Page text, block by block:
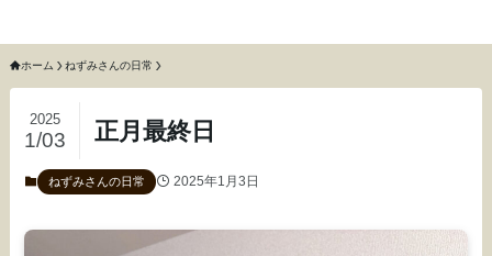
ホーム ねずみさんの日常
正月最終日
2025
1/03
ねずみさんの日常 2025年1月3日